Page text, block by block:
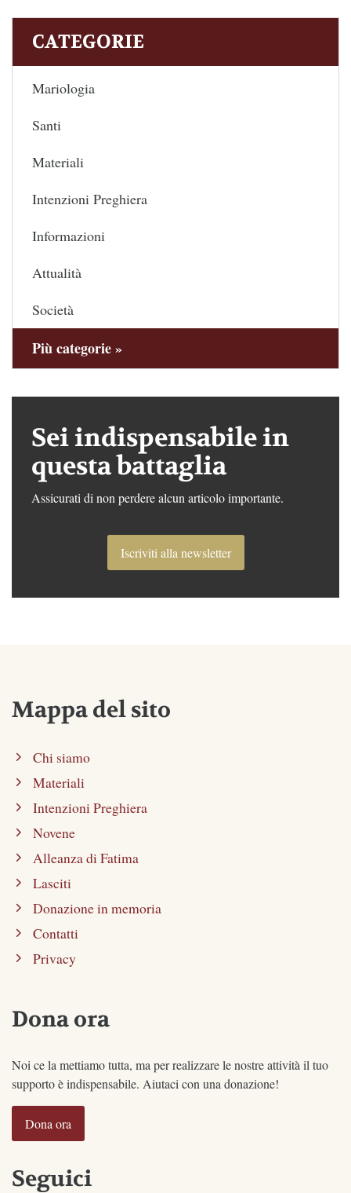
CATEGORIE
Mariologia
Santi
Materiali
Intenzioni Preghiera
Informazioni
Attualità
Società
Più categorie »
Sei indispensabile in
questa battaglia
Assicurati di non perdere alcun articolo importante.
Iscriviti alla newsletter
Mappa del sito
Chi siamo
Materiali
Intenzioni Preghiera
Novene
Alleanza di Fatima
Lasciti
Donazione in memoria
Contatti
Privacy
Dona ora
Noi ce la mettiamo tutta, ma per realizzare le nostre attività il tuo
supporto è indispensabile. Aiutaci con una donazione!
Dona ora
Seguici